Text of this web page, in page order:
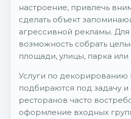
настроение, привлечь
сделать объект
агрессивной рекламы.
возможность собрать
площади, улицы, парка
Услуги по декорированию
подбираются под задачу
ресторанов часто
оформление входных